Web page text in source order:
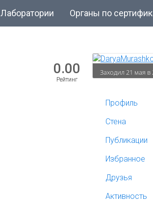
Лаборатории Органы по
0.00
Рейтинг
Заходил 21 мая в
Профиль
Стена
Публикации
Избранное
Друзья
Активность